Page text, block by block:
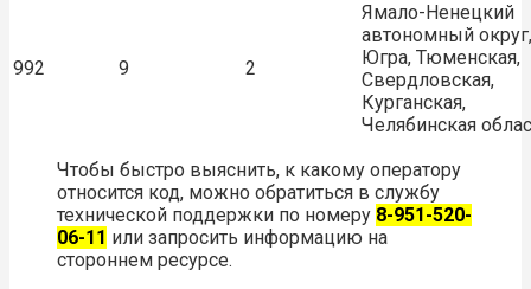
992 9 2
Ямало-Ненецкий
автономный округ,
Югра, Тюменская,
Свердловская,
Курганская,
Челябинская
Чтобы быстро выяснить, к какому оператору
относится код, можно обратиться в службу
технической поддержки по номеру 8-951-520-
06-11 или запросить информацию на
стороннем ресурсе.